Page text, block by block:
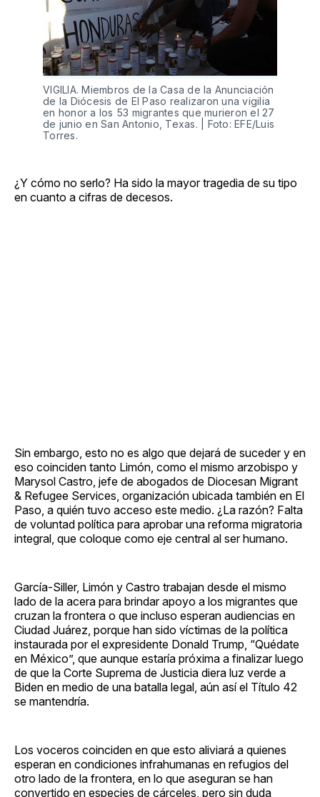
VIGILIA. Miembros de la Casa de la Anunciación
de la Diócesis de El Paso realizaron una vigilia
en honor a los 53 migrantes que murieron el 27
de junio en San Antonio, Texas. | Foto: EFE/Luis
Torres.
¿Y cómo no serlo? Ha sido la mayor tragedia de su tipo
en cuanto a cifras de decesos.
Sin embargo, esto no es algo que dejará de suceder y en
eso coinciden tanto Limón, como el mismo arzobispo y
Marysol Castro, jefe de abogados de Diocesan Migrant
& Refugee Services, organización ubicada también en El
Paso, a quién tuvo acceso este medio. ¿La razón? Falta
de voluntad política para aprobar una reforma migratoria
integral, que coloque como eje central al ser humano.
García-Siller, Limón y Castro trabajan desde el mismo
lado de la acera para brindar apoyo a los migrantes que
cruzan la frontera o que incluso esperan audiencias en
Ciudad Juárez, porque han sido víctimas de la política
instaurada por el expresidente Donald Trump, “Quédate
en México”, que aunque estaría próxima a finalizar luego
de que la Corte Suprema de Justicia diera luz verde a
Biden en medio de una batalla legal, aún así el Título 42
se mantendría.
Los voceros coinciden en que esto aliviará a quienes
esperan en condiciones infrahumanas en refugios del
otro lado de la frontera, en lo que aseguran se han
convertido en especies de cárceles, pero sin duda